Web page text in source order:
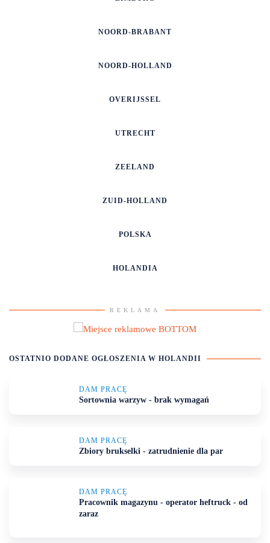
NOORD-BRABANT
NOORD-HOLLAND
OVERIJSSEL
UTRECHT
ZEELAND
ZUID-HOLLAND
POLSKA
HOLANDIA
REKLAMA
OSTATNIO DODANE OGŁOSZENIA W HOLANDII
DAM PRACĘ
Sortownia warzyw - brak wymagań
DAM PRACĘ
Zbiory brukselki - zatrudnienie dla par
DAM PRACĘ
Pracownik magazynu - operator heftruck - od
zaraz